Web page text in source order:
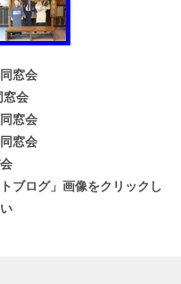
窓会
窓会
窓会
窓会
ブログ」画像をクリックし